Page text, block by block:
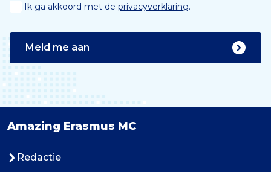
Ik ga akkoord met de privacyverklaring.
Meld me aan
Amazing Erasmus MC
Redactie